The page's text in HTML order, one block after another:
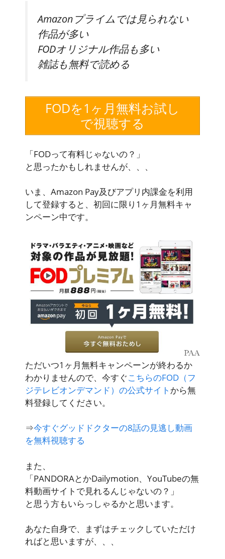
Amazonプライムでは見られない
作品が多い
FODオリジナル作品も多い
雑誌も無料で読める
FODを1ヶ月無料お試し
で視聴する
「FODって有料じゃないの？」
と思ったかもしれませんが、、、
いま、 Amazon Pay及びアプリ内課金を利用
して登録すると、初回に限り1ヶ月無料キャ
ンペーン中です。
ただいつ1ヶ月無料キャンペーンが終わるか
わかりませんので、今すぐこちらのFOD（フ
ジテレビオンデマンド）の公式サイト から無
料登録してください。
⇒今すぐグッドドクターの8話の見逃し動画
を無料視聴する
また、
「PANDORAとかDailymotion、YouTubeの無
料動画サイトで見れるんじゃないの？」
と思う方もいらっしゃるかと思います。
あなた自身で、まずはチェックしていただけ
ればと思いますが、、、